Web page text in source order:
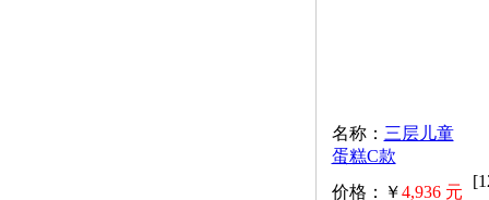
名称： 三层儿童
蛋糕C款
价格：￥4,936 元